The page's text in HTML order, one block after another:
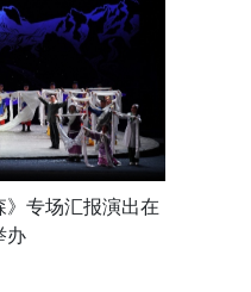
》专场汇报演出在
办